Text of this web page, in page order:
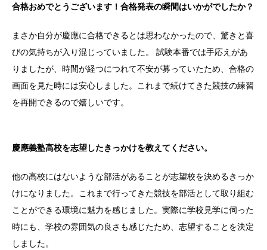
合格おめでとうございます！合格発表の瞬間はいかがでしたか？
まさか自分が慶應に合格できるとは思わなかったので、驚きと喜
びの気持ちが入り混じっていました。 試験本番では手応えがあ
りましたが、時間が経つにつれて不安が募っていたため、合格の
画面を見た時には安心しました。これまで続けてきた競技の練習
を再開できるので嬉しいです。
慶應義塾高校を志望したきっかけを教えてください。
他の高校にはないような部活があることが志望校を決めるきっか
けになりました。これまで行ってきた競技を部活として取り組む
ことができる環境に魅力を感じました。実際に学校見学に伺った
時にも、学校の雰囲気の良さも感じたため、志望することを決定
しました。